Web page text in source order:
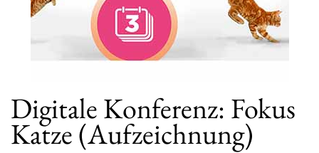
Digitale Konferenz: Fokus
Katze (Aufzeichnung)